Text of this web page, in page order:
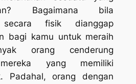
Bagaimana bila
secara fisik dianggap
bagi kamu untuk meraih
orang cenderung
yang memiliki
Padahal, orang dengan